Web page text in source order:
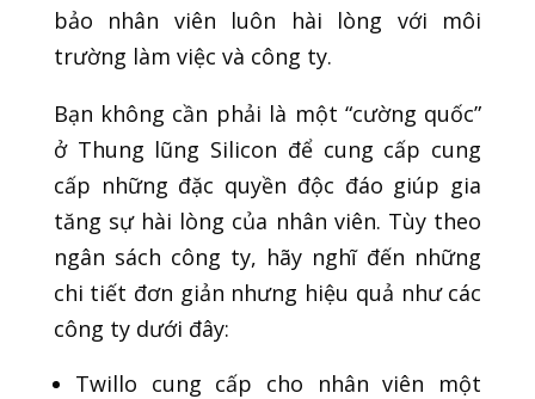
bảo nhân viên luôn hài lòng với môi
trường làm việc và công ty.
Bạn không cần phải là một “cường quốc”
ở Thung lũng Silicon để cung cấp cung
cấp những đặc quyền độc đáo giúp gia
tăng sự hài lòng của nhân viên. Tùy theo
ngân sách công ty, hãy nghĩ đến những
chi tiết đơn giản nhưng hiệu quả như các
công ty dưới đây:
Twillo cung cấp cho nhân viên một